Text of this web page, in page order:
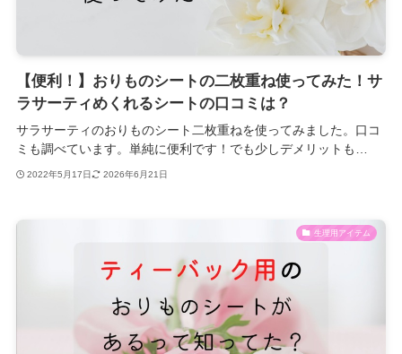
【便利！】おりものシートの二枚重ね使ってみた！サ
ラサーティめくれるシートの口コミは？
サラサーティのおりものシート二枚重ねを使ってみました。口コ
ミも調べています。単純に便利です！でも少しデメリットも…
2022年5月17日 2026年6月21日
生理用アイテム